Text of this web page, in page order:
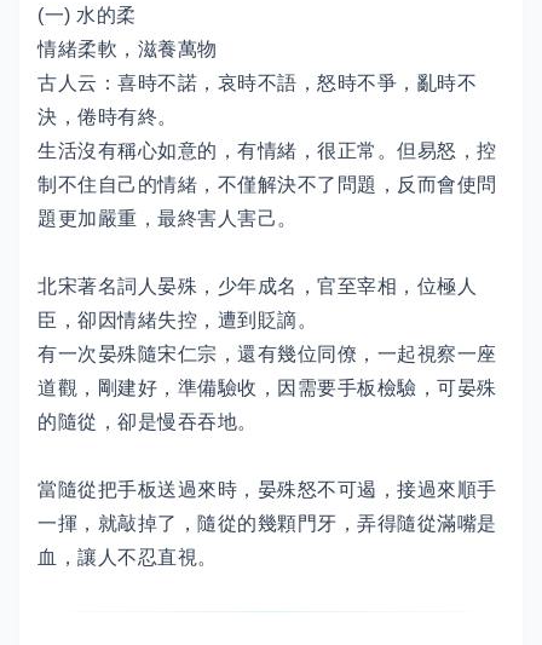
(一) 水的柔
情緒柔軟，滋養萬物
古人云：喜時不諾，哀時不語，怒時不爭，亂時不
決，倦時有終。
生活沒有稱心如意的，有情緒，很正常。但易怒，控
制不住自己的情緒，不僅解決不了問題，反而會使問
題更加嚴重，最終害人害己。
北宋著名詞人晏殊，少年成名，官至宰相，位極人
臣，卻因情緒失控，遭到貶謫。
有一次晏殊隨宋仁宗，還有幾位同僚，一起視察一座
道觀，剛建好，準備驗收，因需要手板檢驗，可晏殊
的隨從，卻是慢吞吞地。
當隨從把手板送過來時，晏殊怒不可遏，接過來順手
一揮，就敲掉了，隨從的幾顆門牙，弄得隨從滿嘴是
血，讓人不忍直視。